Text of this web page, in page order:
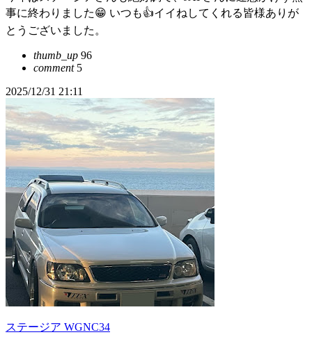
事に終わりました😁 いつも👍イイねしてくれる皆様ありが
とうございました。
thumb_up 96
comment5
2025/12/31 21:11
ステージア WGNC34